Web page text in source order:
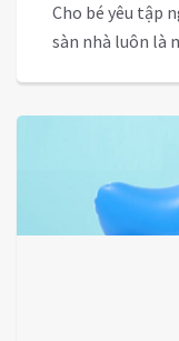
Cho bé yêu tập
sàn nhà luôn là